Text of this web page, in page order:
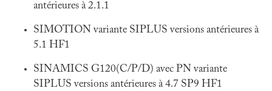
antérieures à 2.1.1
SIMOTION variante SIPLUS versions antérieures à
5.1 HF1
SINAMICS G120(C/P/D) avec PN variante
SIPLUS versions antérieures à 4.7 SP9 HF1